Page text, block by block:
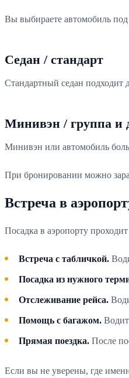
Вы выбираете автомобиль
Седан / стандарт
Стандартный седан подходит
Минивэн / группа и
Минивэн или автомобиль
При бронировании можно
Встреча в
Посадка в аэропорту
Встреча с табличкой.
Посадка из нужного
Отслеживание рейса.
Помощь с багажом.
Прямая поездка. После
Если вы не уверены, где